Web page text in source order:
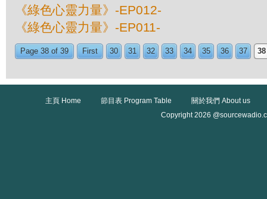
《綠色心靈力量》-EP012-
《綠色心靈力量》-EP011-
Page 38 of 39 First 30 31 32 33 34 35 36 37 38
主頁 Home 節目表 Program Table
關於我們 About us
Copyright 2026